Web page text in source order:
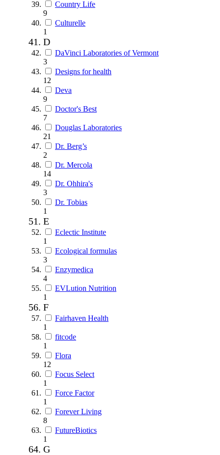
Country Life
9
Culturelle
1
D
DaVinci Laboratories of Vermont
3
Designs for health
12
Deva
9
Doctor's Best
7
Douglas Laboratories
21
Dr. Berg’s
2
Dr. Mercola
14
Dr. Ohhira's
3
Dr. Tobias
1
E
Eclectic Institute
1
Ecological formulas
3
Enzymedica
4
EVLution Nutrition
1
F
Fairhaven Health
1
fitcode
1
Flora
12
Focus Select
1
Force Factor
1
Forever Living
8
FutureBiotics
1
G